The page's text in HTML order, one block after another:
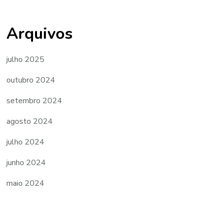
Arquivos
julho 2025
outubro 2024
setembro 2024
agosto 2024
julho 2024
junho 2024
maio 2024